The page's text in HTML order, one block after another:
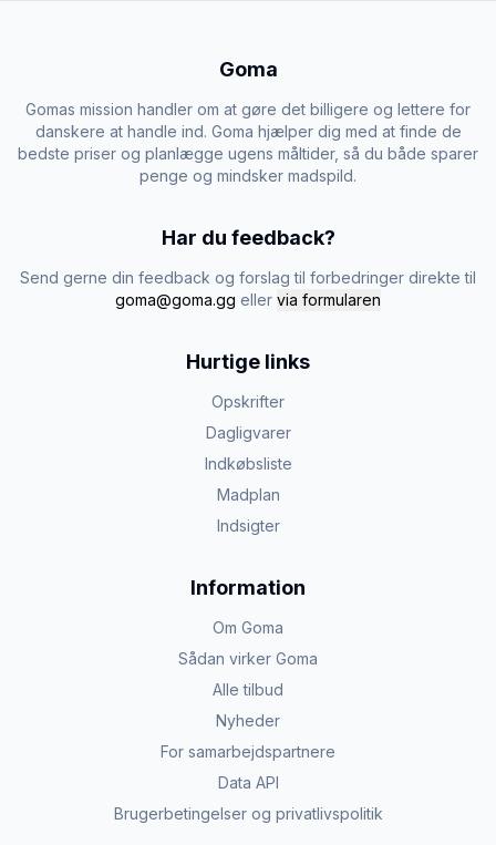
Goma
Gomas mission handler om at gøre det billigere og lettere for
danskere at handle ind. Goma hjælper dig med at finde de
bedste priser og planlægge ugens måltider, så du både sparer
penge og mindsker madspild.
Har du feedback?
Send gerne din feedback og forslag til forbedringer direkte til
goma@goma.gg eller via formularen
Hurtige links
Opskrifter
Dagligvarer
Indkøbsliste
Madplan
Indsigter
Information
Om Goma
Sådan virker Goma
Alle tilbud
Nyheder
For samarbejdspartnere
Data API
Brugerbetingelser og privatlivspolitik